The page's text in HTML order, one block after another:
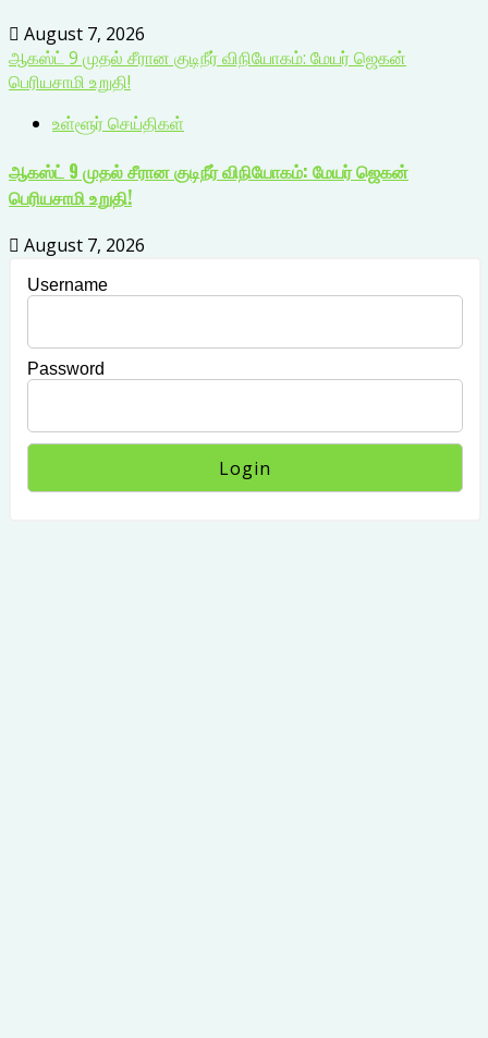
August 7, 2026
ஆகஸ்ட் 9 முதல் சீரான குடிநீர் விநியோகம்: மேயர் ஜெகன்
பெரியசாமி உறுதி!
உள்ளூர் செய்திகள்
ஆகஸ்ட் 9 முதல் சீரான குடிநீர் விநியோகம்: மேயர் ஜெகன்
பெரியசாமி உறுதி!
August 7, 2026
Username
Password